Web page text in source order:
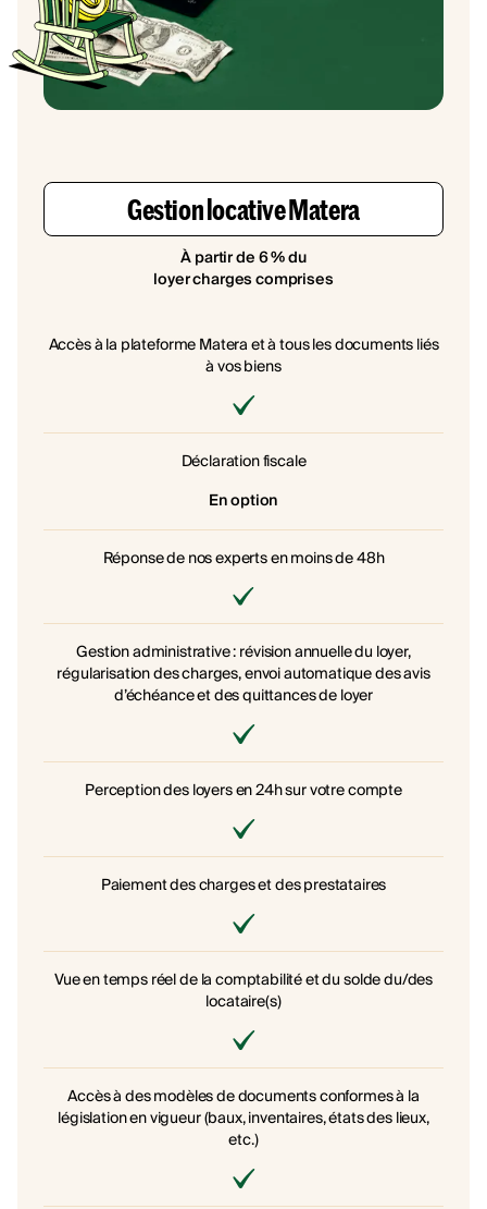
Gestion locative Matera
À partir de 6 % du
loyer charges comprises
Accès à la plateforme Matera et à tous les documents liés
à vos biens
Déclaration fiscale
En option
Réponse de nos experts en moins de 48h
Gestion administrative : révision annuelle du loyer,
régularisation des charges, envoi automatique des avis
d’échéance et des quittances de loyer
Perception des loyers en 24h sur votre compte
Paiement des charges et des prestataires
Vue en temps réel de la comptabilité et du solde du/des
locataire(s)
Accès à des modèles de documents conformes à la
législation en vigueur (baux, inventaires, états des lieux,
etc.)